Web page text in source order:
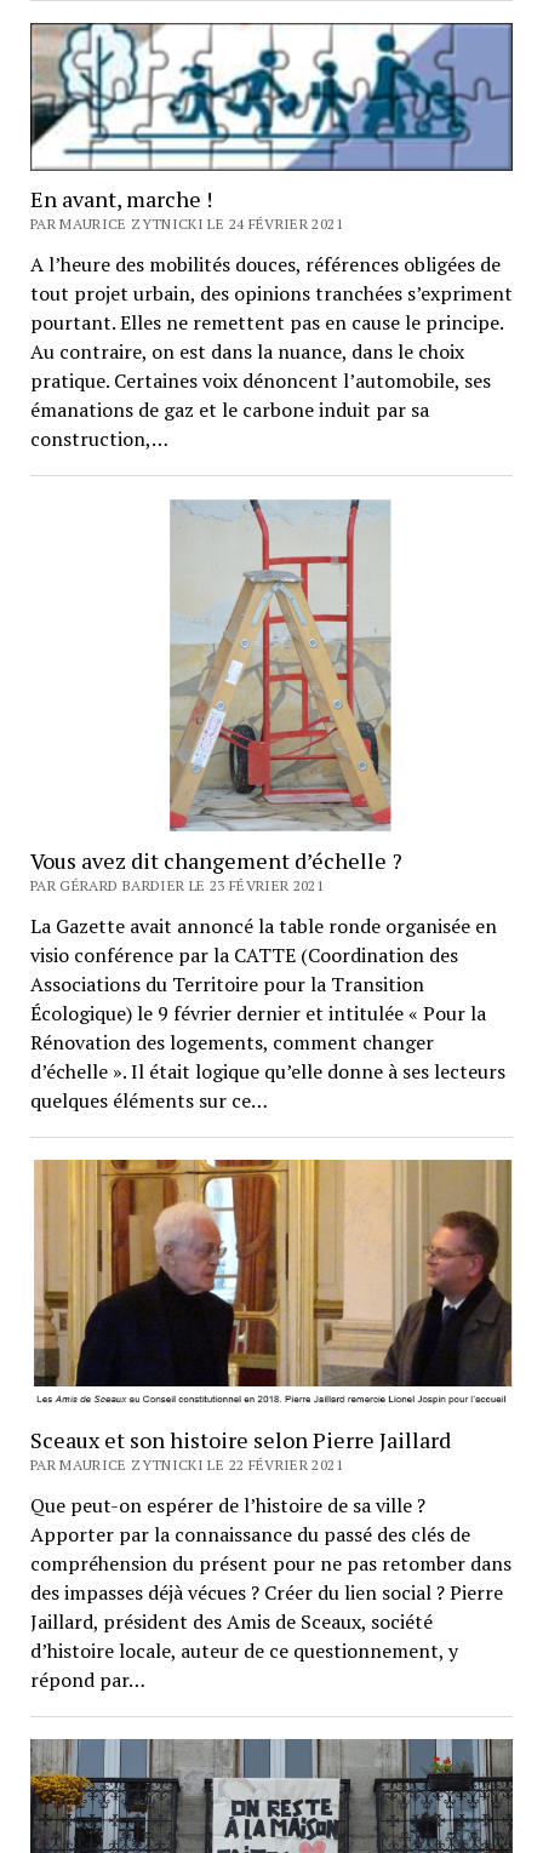
En avant, marche !
PAR MAURICE ZYTNICKI LE 24 FÉVRIER 2021
A l’heure des mobilités douces, références obligées de
tout projet urbain, des opinions tranchées s’expriment
pourtant. Elles ne remettent pas en cause le principe.
Au contraire, on est dans la nuance, dans le choix
pratique. Certaines voix dénoncent l’automobile, ses
émanations de gaz et le carbone induit par sa
construction,…
Vous avez dit changement d’échelle ?
PAR GÉRARD BARDIER LE 23 FÉVRIER 2021
La Gazette avait annoncé la table ronde organisée en
visio conférence par la CATTE (Coordination des
Associations du Territoire pour la Transition
Écologique) le 9 février dernier et intitulée « Pour la
Rénovation des logements, comment changer
d’échelle ». Il était logique qu’elle donne à ses lecteurs
quelques éléments sur ce…
Sceaux et son histoire selon Pierre Jaillard
PAR MAURICE ZYTNICKI LE 22 FÉVRIER 2021
Que peut-on espérer de l’histoire de sa ville ?
Apporter par la connaissance du passé des clés de
compréhension du présent pour ne pas retomber dans
des impasses déjà vécues ? Créer du lien social ? Pierre
Jaillard, président des Amis de Sceaux, société
d’histoire locale, auteur de ce questionnement, y
répond par…